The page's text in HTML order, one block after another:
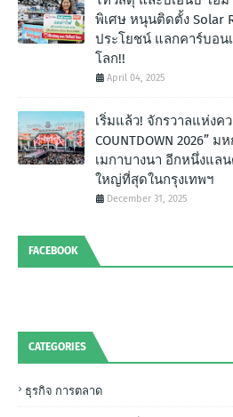
พิเศษ หนุนติดตั้ง Solar
ประโยชน์ แลกคาร์บอน
โลก!!
April 04, 2025
เริ่มแล้ว! จักรวาลแห่งค
COUNTDOWN 2026”
เมกาบางนา อีกหนึ่งแล
ใหญ่ที่สุดในกรุงเทพฯ
December 31, 2025
FACEBOOK
CATEGORIES
ธุรกิจ การตลาด